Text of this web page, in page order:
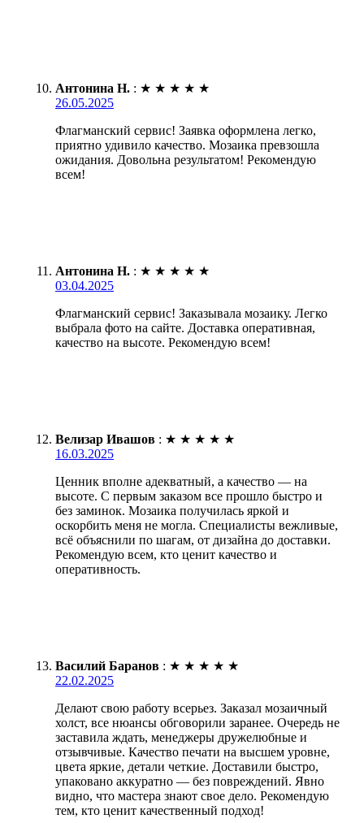
Антонина Н. : ★ ★ ★ ★ ★
26.05.2025
Флагманский сервис! Заявка оформлена легко,
приятно удивило качество. Мозаика превзошла
ожидания. Довольна результатом! Рекомендую
всем!
Антонина Н. : ★ ★ ★ ★ ★
03.04.2025
Флагманский сервис! Заказывала мозаику. Легко
выбрала фото на сайте. Доставка оперативная,
качество на высоте. Рекомендую всем!
Велизар Ивашов : ★ ★ ★ ★ ★
16.03.2025
Ценник вполне адекватный, а качество — на
высоте. С первым заказом все прошло быстро и
без заминок. Мозаика получилась яркой и
оскорбить меня не могла. Специалисты вежливые,
всё объяснили по шагам, от дизайна до доставки.
Рекомендую всем, кто ценит качество и
оперативность.
Василий Баранов : ★ ★ ★ ★ ★
22.02.2025
Делают свою работу всерьез. Заказал мозаичный
холст, все нюансы обговорили заранее. Очередь не
заставила ждать, менеджеры дружелюбные и
отзывчивые. Качество печати на высшем уровне,
цвета яркие, детали четкие. Доставили быстро,
упаковано аккуратно — без повреждений. Явно
видно, что мастера знают свое дело. Рекомендую
тем, кто ценит качественный подход!